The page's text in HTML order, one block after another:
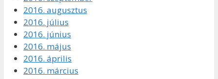
2016. augusztus
2016. július
2016. június
2016. május
2016. április
2016. március